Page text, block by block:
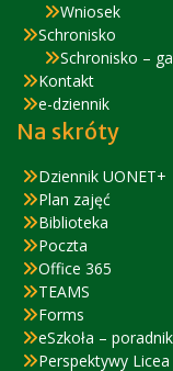
Wniosek
Schronisko
Schronisko –
Kontakt
e-dziennik
Na skróty
Dziennik UONET+
Plan zajęć
Biblioteka
Poczta
Office 365
TEAMS
Forms
eSzkoła – poradnik
Perspektywy Licea